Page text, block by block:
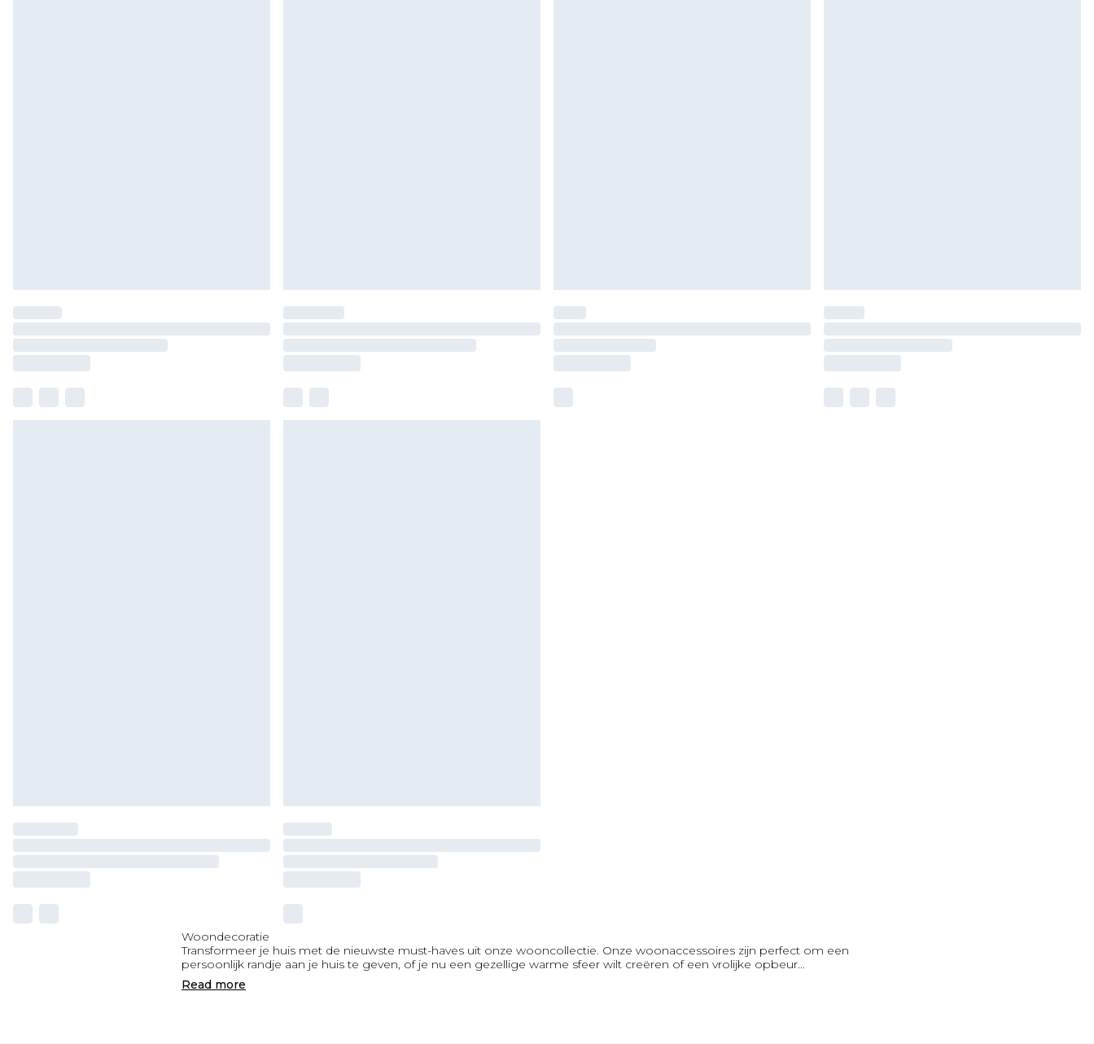
Woondecoratie
Transformeer je huis met de nieuwste must-haves uit onze wooncollectie. Onze woonaccessoires zijn perfect om een
persoonlijk randje aan je huis te geven, of je nu een gezellige warme sfeer wilt creëren of een vrolijke opbeur...
Read more